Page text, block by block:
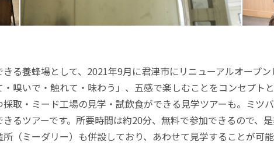
る養蜂場として、2021年9月に君津市にリニューアルオープン
嗅いで・触れて・味わう」、五感で楽しむことをコンセプト
取・ミード工場の見学・試飲食ができる見学ツアーも。ミツ
るツアーです。所要時間は約20分、無料で参加できるので、
（ミーダリー）も併設しており、あわせて見学することが可能